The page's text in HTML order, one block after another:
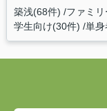
築浅(68件) ファミ
学生向け(30件) 単身